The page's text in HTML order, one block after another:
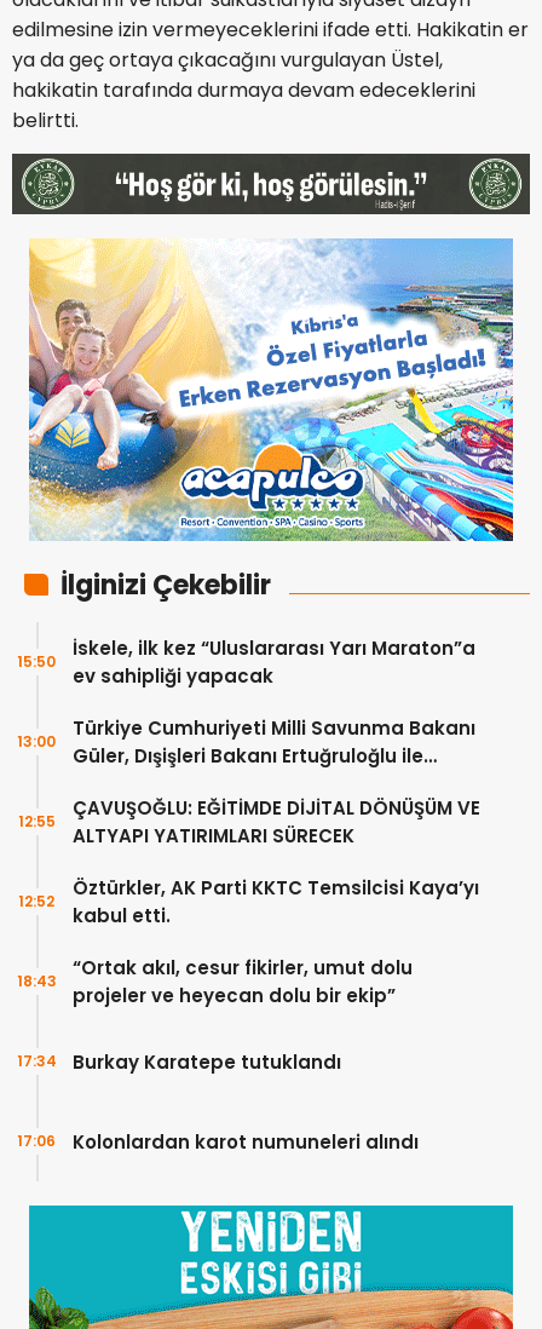
edilmesine izin vermeyeceklerini ifade etti. Hakikatin er
ya da geç ortaya çıkacağını vurgulayan Üstel,
hakikatin tarafında durmaya devam edeceklerini
belirtti.
İlginizi Çekebilir
İskele, ilk kez “Uluslararası Yarı Maraton”a
ev sahipliği yapacak
15:50
Türkiye Cumhuriyeti Milli Savunma Bakanı
Güler, Dışişleri Bakanı Ertuğruloğlu ile
13:00
ÇAVUŞOĞLU: EĞİTİMDE DİJİTAL DÖNÜŞÜM VE
ALTYAPI YATIRIMLARI SÜRECEK
12:55
Öztürkler, AK Parti KKTC Temsilcisi Kaya’yı
kabul etti.
12:52
“Ortak akıl, cesur fikirler, umut dolu
projeler ve heyecan dolu bir ekip”
18:43
Burkay Karatepe tutuklandı
17:34
Kolonlardan karot numuneleri alındı
17:06